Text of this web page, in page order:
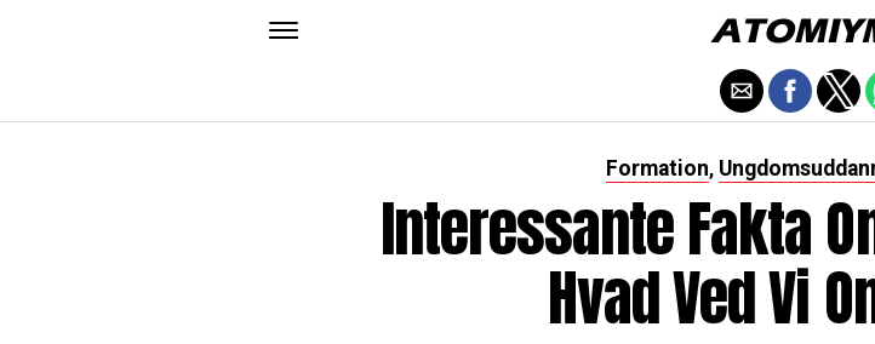
Formation,
Interessante Fakta
Hvad Ved Vi